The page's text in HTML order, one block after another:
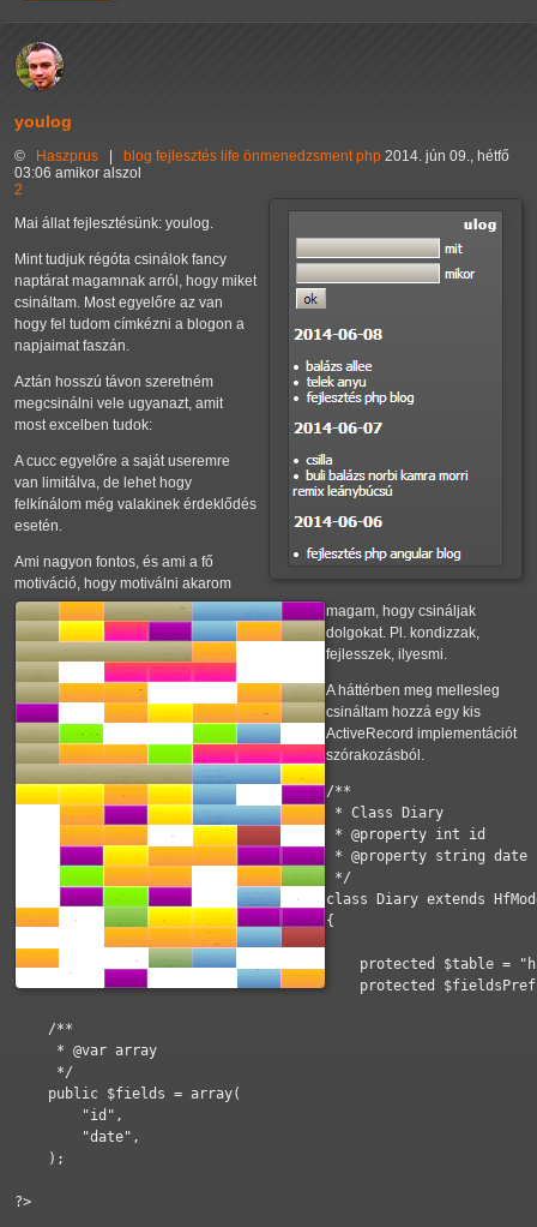
youlog
© Haszprus blog fejlesztés life önmenedzsment php 2014. jún 09., hétfő
03:06 amikor alszol
2
Mai állat fejlesztésünk: youlog.
Mint tudjuk régóta csinálok fancy
naptárat magamnak arról, hogy miket
csináltam. Most egyelőre az van
hogy fel tudom címkézni a blogon a
napjaimat faszán.
Aztán hosszú távon szeretném
megcsinálni vele ugyanazt, amit
most excelben tudok:
A cucc egyelőre a saját useremre
van limitálva, de lehet hogy
felkínálom még valakinek érdeklődés
esetén.
Ami nagyon fontos, és ami a fő
motiváció, hogy motiválni akarom
magam, hogy csináljak
dolgokat. Pl. kondizzak,
fejlesszek, ilyesmi.
A háttérben meg mellesleg
csináltam hozzá egy kis
ActiveRecord implementációt
szórakozásból.
/**
* Class Diary
* @property int id
* @property string date
*/
class Diary extends
{
protected $table =
protected
    /**
     * @var array
     */
    public $fields = array(
        "id",
        "date",
    );
?>